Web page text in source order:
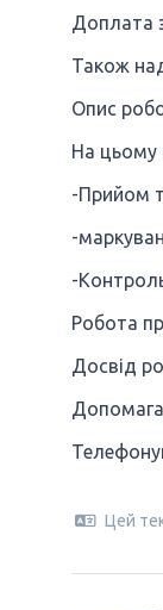
Доплата
Також
Опис
На цьому
-Прийом
-
-
Робота
Досвід
Цей